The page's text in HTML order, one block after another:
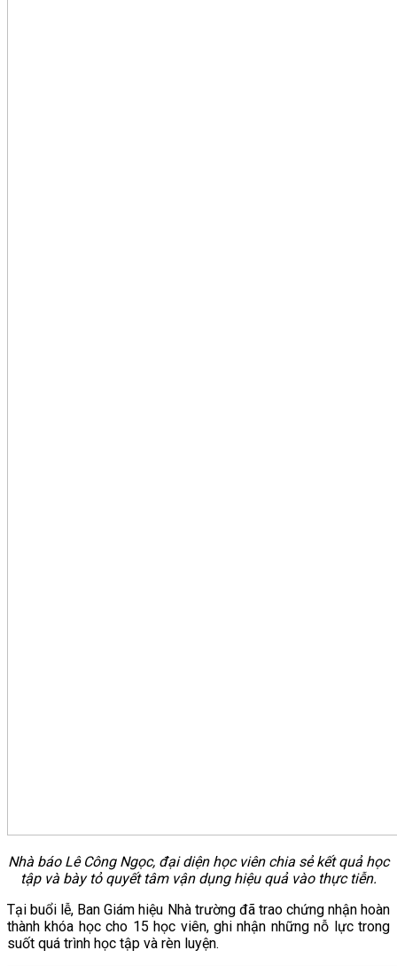
Nhà báo Lê Công Ngọc, đại diện học viên chia sẻ kết quả học
tập và bày tỏ quyết tâm vận dụng hiệu quả vào thực tiễn.
Tại buổi lễ, Ban Giám hiệu Nhà trường đã trao chứng nhận hoàn
thành khóa học cho 15 học viên, ghi nhận những nỗ lực trong
suốt quá trình học tập và rèn luyện.